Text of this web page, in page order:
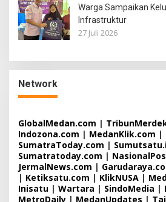
Warga Sampaikan
Infrastruktur
27 Juli 2026
Network
GlobalMedan.com |
Indozona.com | MedanKlik.com |
SumatraToday.com |
Sumatratoday.com | NasionalPos
JermalNews.com |
| Ketiksatu.com | KlikNUSA |
Inisatu | Wartara | SindoMedia |
MetroDaily | MedanUpdates |